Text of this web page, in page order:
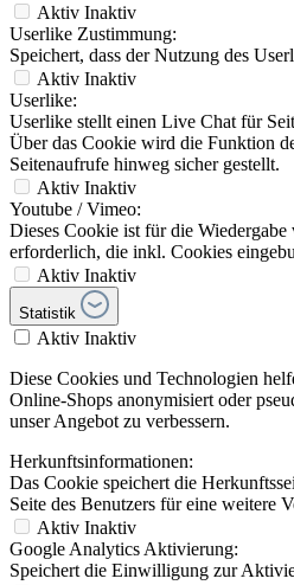
Aktiv Inaktiv
Userlike Zustimmung:
Speichert, dass der Nutzung des
Aktiv Inaktiv
Userlike:
Userlike stellt einen Live Chat für
Über das Cookie wird die Funktion
Seitenaufrufe hinweg sicher gestellt.
Aktiv Inaktiv
Youtube / Vimeo:
Dieses Cookie ist für die
erforderlich, die inkl. Cookies
Aktiv Inaktiv
Statistik
Aktiv Inaktiv
Diese Cookies und Technologien
Online-Shops anonymisiert oder
unser Angebot zu verbessern.
Herkunftsinformationen:
Das Cookie speichert die
Seite des Benutzers für eine weitere
Aktiv Inaktiv
Google Analytics Aktivierung:
Speichert die Einwilligung zur